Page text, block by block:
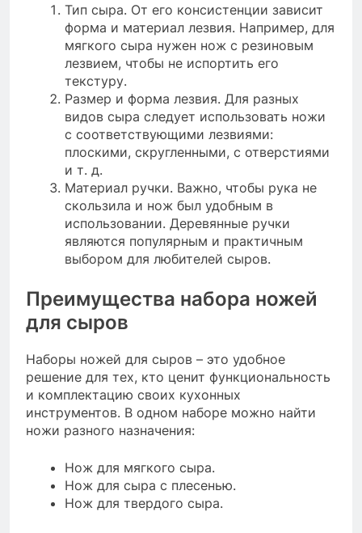
Тип сыра. От его консистенции зависит
форма и материал лезвия. Например, для
мягкого сыра нужен нож с резиновым
лезвием, чтобы не испортить его
текстуру.
Размер и форма лезвия. Для разных
видов сыра следует использовать ножи
с соответствующими лезвиями:
плоскими, скругленными, с отверстиями
и т. д.
Материал ручки. Важно, чтобы рука не
скользила и нож был удобным в
использовании. Деревянные ручки
являются популярным и практичным
выбором для любителей сыров.
Преимущества набора ножей
для сыров
Наборы ножей для сыров – это удобное
решение для тех, кто ценит функциональность
и комплектацию своих кухонных
инструментов. В одном наборе можно найти
ножи разного назначения:
Нож для мягкого сыра.
Нож для сыра с плесенью.
Нож для твердого сыра.